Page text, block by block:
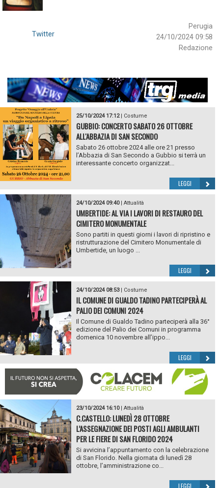
Perugia
24/10/2024 09:58
Redazione
Twitter
25/10/2024 17:12| Costume
GUBBIO: CONCERTO SABATO 26 OTTOBRE
ALL'ABBAZIA DI SAN SECONDO
Sabato 26 ottobre 2024 alle ore 21 presso
l’Abbazia di San Secondo a Gubbio si terrà un
interessante concerto organizzat...
LEGGI
24/10/2024 09:40| Attualità
UMBERTIDE: AL VIA I LAVORI DI RESTAURO DEL
CIMITERO MONUMENTALE
Sono partiti in questi giorni i lavori di ripristino e
ristrutturazione del Cimitero Monumentale di
Umbertide, un luogo ...
LEGGI
24/10/2024 08:53| Costume
IL COMUNE DI GUALDO TADINO PARTECIPERÀ AL
PALIO DEI COMUNI 2024
Il Comune di Gualdo Tadino parteciperà alla 36°
edizione del Palio dei Comuni in programma
domenica 10 novembre all’ippo...
LEGGI
23/10/2024 16:10| Attualità
C.CASTELLO: LUNEDÌ 28 OTTOBRE
L’ASSEGNAZIONE DEI POSTI AGLI AMBULANTI
PER LE FIERE DI SAN FLORIDO 2024
Si avvicina l’appuntamento con la celebrazione
di San Florido. Nella giornata di lunedì 28
ottobre, l’amministrazione co...
LEGGI